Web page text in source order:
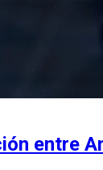
entre